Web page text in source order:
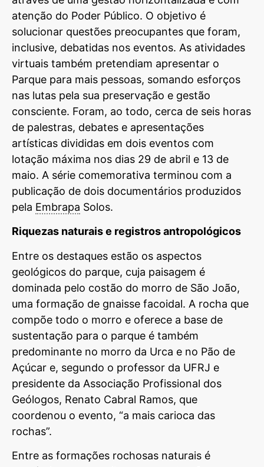
atenção do Poder Público. O objetivo é
solucionar questões preocupantes que foram,
inclusive, debatidas nos eventos. As atividades
virtuais também pretendiam apresentar o
Parque para mais pessoas, somando esforços
nas lutas pela sua preservação e gestão
consciente. Foram, ao todo, cerca de seis horas
de palestras, debates e apresentações
artísticas divididas em dois eventos com
lotação máxima nos dias 29 de abril e 13 de
maio. A série comemorativa terminou com a
publicação de dois documentários produzidos
pela Embrapa Solos.
Riquezas naturais e registros antropológicos
Entre os destaques estão os aspectos
geológicos do parque, cuja paisagem é
dominada pelo costão do morro de São João,
uma formação de gnaisse facoidal. A rocha que
compõe todo o morro e oferece a base de
sustentação para o parque é também
predominante no morro da Urca e no Pão de
Açúcar e, segundo o professor da UFRJ e
presidente da Associação Profissional dos
Geólogos, Renato Cabral Ramos, que
coordenou o evento, “a mais carioca das
rochas”.
Entre as formações rochosas naturais é